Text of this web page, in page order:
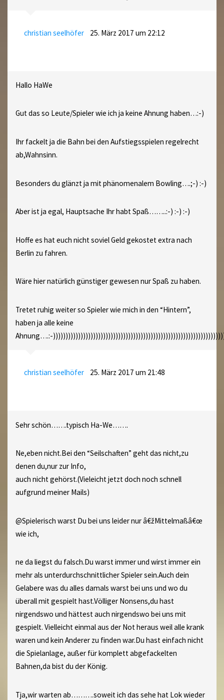
christian seelhöfer 25. März 2017 um 22:12
Hallo HaWe
Gut das so Leute/Spieler wie ich ja keine Ahnung haben…:-)
Ihr fackelt ja die Bahn bei den Aufstiegsspielen regelrecht
ab,Wahnsinn.
Besonders du glänzt ja mit phänomenalem Bowling….;-) :-)
Aber ist ja egal, Hauptsache Ihr habt Spaß……..:-) :-) :-)
Hoffe es hat euch nicht soviel Geld gekostet extra nach
Berlin zu fahren.
Wäre hier natürlich günstiger gewesen nur Spaß zu haben.
Tretet ruhig weiter so Spieler wie mich in den “Hintern”,
haben ja alle keine
Ahnung….:-
christian seelhöfer 25. März 2017 um 21:48
Sehr schön…….typisch Ha-We…….
Ne,eben nicht.Bei den “Seilschaften” geht das nicht,zu
denen du,nur zur Info,
auch nicht gehörst.(Vieleicht jetzt doch noch schnell
aufgrund meiner Mails)
@Spielerisch warst Du bei uns leider nur â€žMittelmaßâ€œ
wie ich,
ne da liegst du falsch.Du warst immer und wirst immer ein
mehr als unterdurchschnittlicher Spieler sein.Auch dein
Gelabere was du alles damals warst bei uns und wo du
überall mit gespielt hast.Völliger Nonsens,du hast
nirgendswo und hättest auch nirgendswo bei uns mit
gespielt. Vielleicht einmal aus der Not heraus weil alle krank
waren und kein Anderer zu finden war.Du hast einfach nicht
die Spielanlage, außer für komplett abgefackelten
Bahnen,da bist du der König.
Tja,wir warten ab……….soweit ich das sehe hat Lok wieder